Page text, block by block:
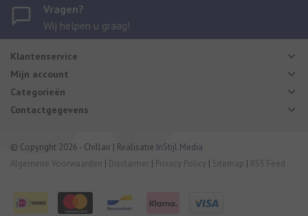
Vragen?
Wij helpen u graag!
Klantenservice
Mijn account
Categorieën
Contactgegevens
© Copyright 2026 - Chillair | Realisatie InStijl Media
Algemene Voorwaarden | Disclaimer | Privacy Policy | Sitemap | RSS Feed